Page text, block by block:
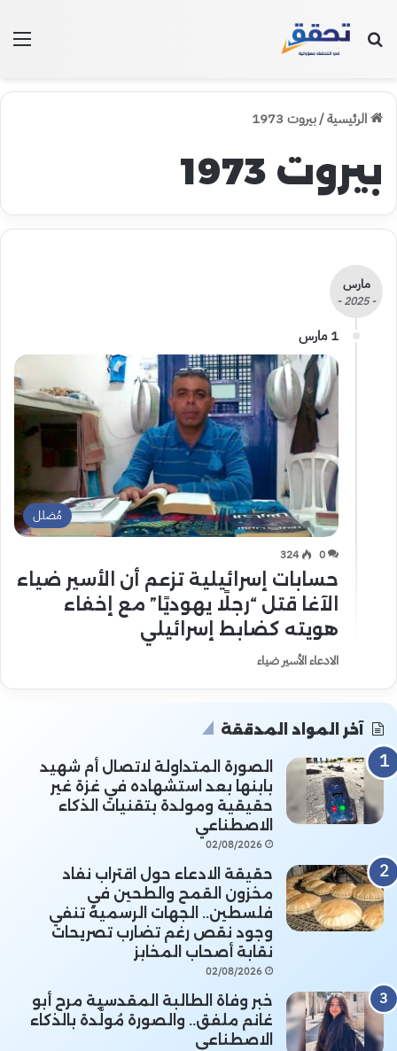
بحث عن
الرئيسية/بيروت 1973
بيروت 1973
مارس
- 2025 -
1 مارس
مُضلل
0
324
حسابات إسرائيلية تزعم أن الأسير ضياء
الآغا قتل “رجلًا يهوديًا” مع إخفاء
هويته كضابط إسرائيلي
الادعاء الأسير ضياء
آخر المواد المدققة
الصورة المتداولة لاتصال أم شهيد
بابنها بعد استشهاده في غزة غير
حقيقية ومولدة بتقنيات الذكاء
الاصطناعي
02/08/2026
حقيقة الادعاء حول اقتراب نفاد
مخزون القمح والطحين في
فلسطين.. الجهات الرسمية تنفي
وجود نقص رغم تضارب تصريحات
نقابة أصحاب المخابز
02/08/2026
خبر وفاة الطالبة المقدسية مرح أبو
غانم ملفق.. والصورة مُولَّدة بالذكاء
الاصطناعي